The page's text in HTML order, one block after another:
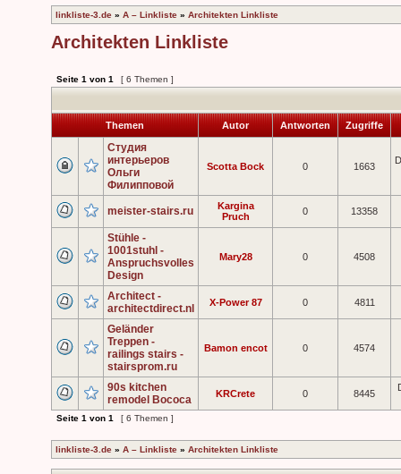
linkliste-3.de » A – Linkliste » Architekten Linkliste
Architekten Linkliste
Seite 1 von 1 [ 6 Themen ]
Themen Autor Antworten Zugriffe
Студия
интерьеров
Ольги
Филипповой
Scotta Bock 0 1663
meister-stairs.ru
Kargina
Pruch
0 13358
Stühle -
1001stuhl -
Anspruchsvolles
Design
Mary28 0 4508
Architect -
architectdirect.nl
X-Power 87 0 4811
Geländer
Treppen -
railings stairs -
stairsprom.ru
Bamon encot 0 4574
90s kitchen
remodel Bococa
KRCrete 0 8445
Seite 1 von 1 [ 6 Themen ]
linkliste-3.de » A – Linkliste » Architekten Linkliste